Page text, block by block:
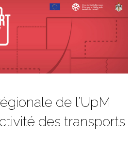
de l’UpM
des transports